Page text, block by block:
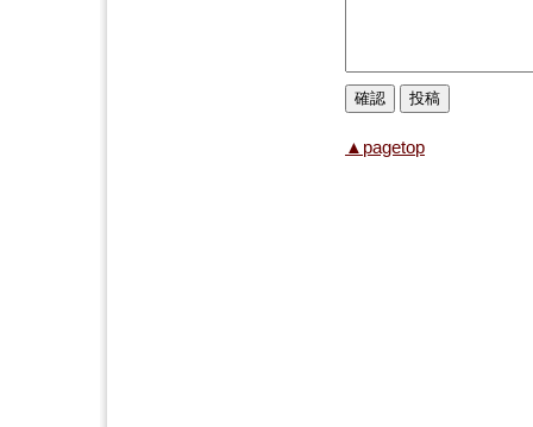
▲pagetop